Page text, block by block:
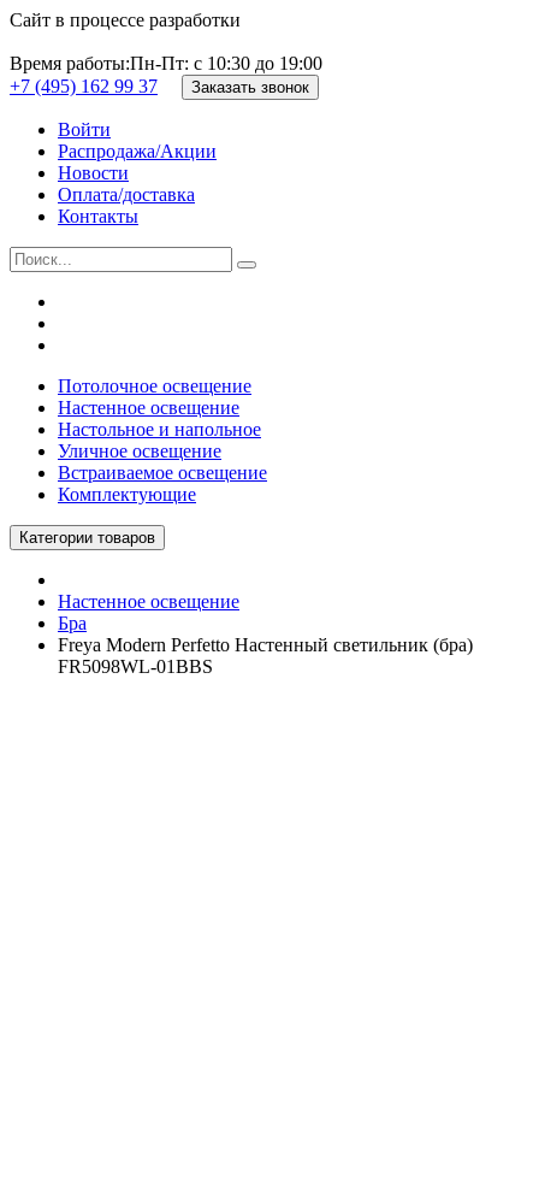
Сайт в процессе разработки
Время работы:Пн-Пт: с 10:30 до 19:00
+7 (495) 162 99 37
Заказать звонок
Войти
Распродажа/Акции
Новости
Оплата/доставка
Контакты
Потолочное освещение
Настенное освещение
Настольное и напольное
Уличное освещение
Встраиваемое освещение
Комплектующие
Категории товаров
Настенное освещение
Бра
Freya Modern Perfetto Настенный светильник (бра)
FR5098WL-01BBS